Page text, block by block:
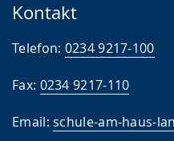
Kontakt
Telefon: 0234 9217-100
Fax: 0234 9217-110
Email:schule-am-haus-